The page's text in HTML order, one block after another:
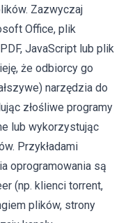
Zazwyczaj
Office, plik
JavaScript lub plik
że odbiorcy go
narzędzia do
złośliwe programy
lub wykorzystując
Przykładami
oprogramowania są
(np. klienci torrent,
plików, strony